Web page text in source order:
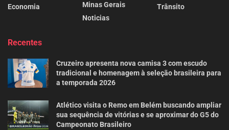
Economia
Minas Gerais
Noticias
Trânsito
Recentes
Cruzeiro apresenta nova camisa 3 com escudo
tradicional e homenagem à seleção brasileira para
a temporada 2026
Atlético visita o Remo em Belém buscando ampliar
sua sequência de vitórias e se aproximar do G5 do
Campeonato Brasileiro